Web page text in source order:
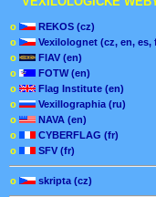
o
REKOS (cz)
o
Vexilolognet (cz, en, es,
o
FIAV (en)
o
FOTW (en)
o
Flag Institute (en)
o
Vexillographia (ru)
o
NAVA (en)
o
CYBERFLAG (fr)
o
SFV (fr)
o skripta (cz)